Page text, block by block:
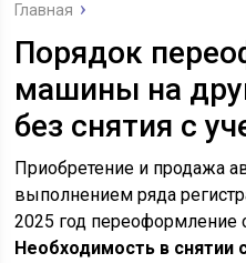
Главная
Порядок
машины на
без снятия с
Приобретение и продажа
выполнением ряда
2025 год переоформление
Необходимость в снятии